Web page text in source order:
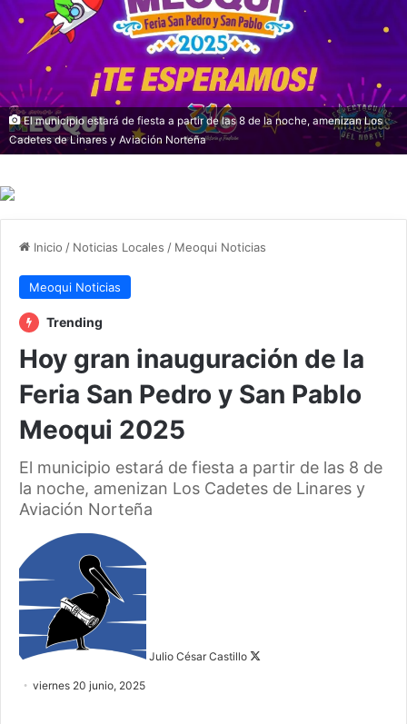
El municipio estará de fiesta a partir de las 8 de la noche, amenizan Los
Cadetes de Linares y Aviación Norteña
Inicio / Noticias Locales / Meoqui Noticias
Meoqui Noticias
Trending
Hoy gran inauguración de la
Feria San Pedro y San Pablo
Meoqui 2025
El municipio estará de fiesta a partir de las 8 de
la noche, amenizan Los Cadetes de Linares y
Aviación Norteña
Julio César Castillo
viernes 20 junio, 2025